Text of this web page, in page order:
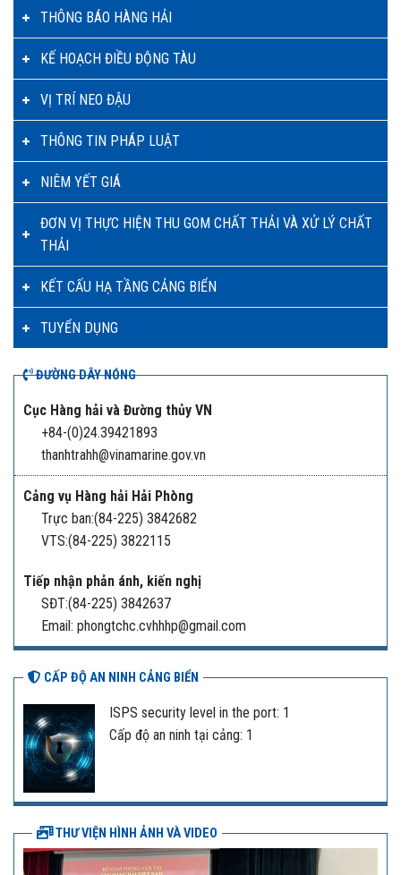
THÔNG BÁO HÀNG HẢI
KẾ HOẠCH ĐIỀU ĐỘNG TÀU
VỊ TRÍ NEO ĐẬU
THÔNG TIN PHÁP LUẬT
NIÊM YẾT GIÁ
ĐƠN VỊ THỰC HIỆN THU GOM CHẤT THẢI VÀ XỬ LÝ CHẤT
THẢI
KẾT CẤU HẠ TẦNG CẢNG BIỂN
TUYỂN DỤNG
ĐƯỜNG DÂY NÓNG
Cục Hàng hải và Đường thủy VN
+84-(0)24.39421893
thanhtrahh@vinamarine.gov.vn
Cảng vụ Hàng hải Hải Phòng
Trực ban:(84-225) 3842682
VTS:(84-225) 3822115
Tiếp nhận phản ánh, kiến nghị
SĐT:(84-225) 3842637
Email: phongtchc.cvhhhp@gmail.com
CẤP ĐỘ AN NINH CẢNG BIỂN
ISPS security level in the port: 1
Cấp độ an ninh tại cảng: 1
THƯ VIỆN HÌNH ẢNH VÀ VIDEO